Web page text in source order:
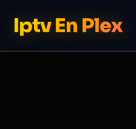
Iptv En Plex